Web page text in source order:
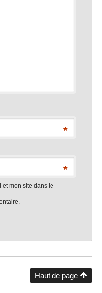
*
*
et mon site dans le
Haut de page